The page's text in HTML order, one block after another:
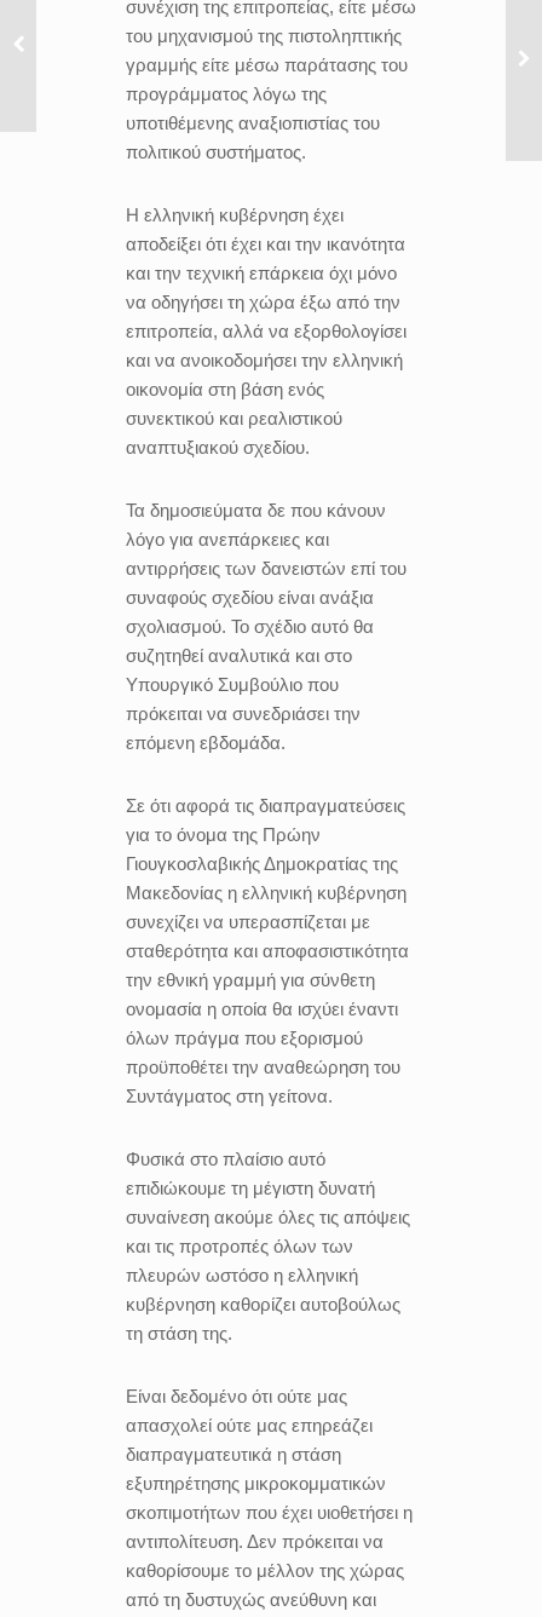
συνέχιση της επιτροπείας, είτε μέσω
του μηχανισμού της πιστοληπτικής
γραμμής είτε μέσω παράτασης του
προγράμματος λόγω της
υποτιθέμενης αναξιοπιστίας του
πολιτικού συστήματος.
Η ελληνική κυβέρνηση έχει
αποδείξει ότι έχει και την ικανότητα
και την τεχνική επάρκεια όχι μόνο
να οδηγήσει τη χώρα έξω από την
επιτροπεία, αλλά να εξορθολογίσει
και να ανοικοδομήσει την ελληνική
οικονομία στη βάση ενός
συνεκτικού και ρεαλιστικού
αναπτυξιακού σχεδίου.
Τα δημοσιεύματα δε που κάνουν
λόγο για ανεπάρκειες και
αντιρρήσεις των δανειστών επί του
συναφούς σχεδίου είναι ανάξια
σχολιασμού. Το σχέδιο αυτό θα
συζητηθεί αναλυτικά και στο
Υπουργικό Συμβούλιο που
πρόκειται να συνεδριάσει την
επόμενη εβδομάδα.
Σε ότι αφορά τις διαπραγματεύσεις
για το όνομα της Πρώην
Γιουγκοσλαβικής Δημοκρατίας της
Μακεδονίας η ελληνική κυβέρνηση
συνεχίζει να υπερασπίζεται με
σταθερότητα και αποφασιστικότητα
την εθνική γραμμή για σύνθετη
ονομασία η οποία θα ισχύει έναντι
όλων πράγμα που εξορισμού
προϋποθέτει την αναθεώρηση του
Συντάγματος στη γείτονα.
Φυσικά στο πλαίσιο αυτό
επιδιώκουμε τη μέγιστη δυνατή
συναίνεση ακούμε όλες τις απόψεις
και τις προτροπές όλων των
πλευρών ωστόσο η ελληνική
κυβέρνηση καθορίζει αυτοβούλως
τη στάση της.
Είναι δεδομένο ότι ούτε μας
απασχολεί ούτε μας επηρεάζει
διαπραγματευτικά η στάση
εξυπηρέτησης μικροκομματικών
σκοπιμοτήτων που έχει υιοθετήσει η
αντιπολίτευση. Δεν πρόκειται να
καθορίσουμε το μέλλον της χώρας
από τη δυστυχώς ανεύθυνη και